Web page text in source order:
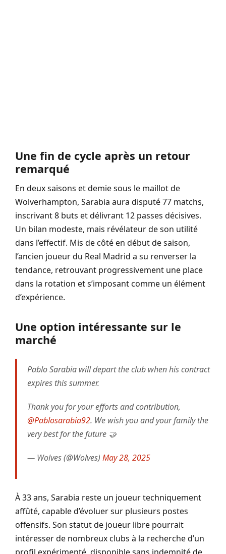
Une fin de cycle après un retour
remarqué
En deux saisons et demie sous le maillot de
Wolverhampton, Sarabia aura disputé 77 matchs,
inscrivant 8 buts et délivrant 12 passes décisives.
Un bilan modeste, mais révélateur de son utilité
dans l’effectif. Mis de côté en début de saison,
l’ancien joueur du Real Madrid a su renverser la
tendance, retrouvant progressivement une place
dans la rotation et s’imposant comme un élément
d’expérience.
Une option intéressante sur le
marché
Pablo Sarabia will depart the club when his contract
expires this summer.
Thank you for your efforts and contribution,
@Pablosarabia92. We wish you and your family the
very best for the future 🤝
— Wolves (@Wolves) May 28, 2025
À 33 ans, Sarabia reste un joueur techniquement
affûté, capable d’évoluer sur plusieurs postes
offensifs. Son statut de joueur libre pourrait
intéresser de nombreux clubs à la recherche d’un